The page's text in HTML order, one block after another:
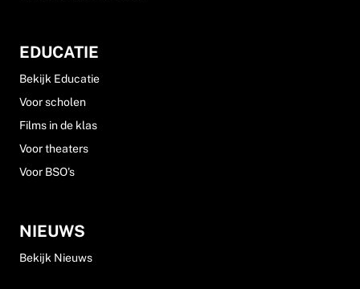
EDUCATIE
Bekijk Educatie
Voor scholen
Films in de klas
Voor theaters
Voor BSO's
NIEUWS
Bekijk Nieuws